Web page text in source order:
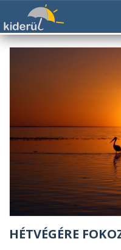
HÉTVÉGÉRE